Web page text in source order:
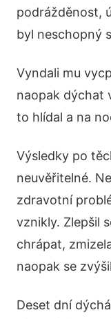
podrážděnost,
byl neschopný
Vyndali mu
naopak dýchat
to hlídal a na
Výsledky po
neuvěřitelné.
zdravotní
vznikly. Zlepšil
chrápat,
naopak se
Deset dní